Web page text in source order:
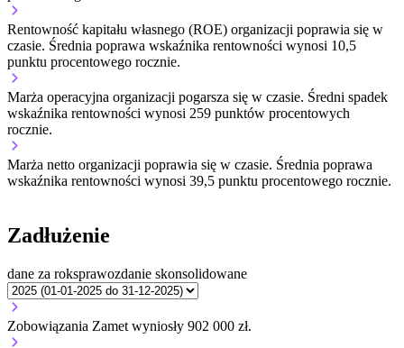
Rentowność kapitału własnego (ROE) organizacji poprawia się w
czasie. Średnia poprawa wskaźnika rentowności wynosi 10,5
punktu procentowego rocznie.
Marża operacyjna organizacji pogarsza się w czasie. Średni spadek
wskaźnika rentowności wynosi 259 punktów procentowych
rocznie.
Marża netto organizacji poprawia się w czasie. Średnia poprawa
wskaźnika rentowności wynosi 39,5 punktu procentowego rocznie.
Zadłużenie
dane za roksprawozdanie skonsolidowane
Zobowiązania Zamet wyniosły 902 000 zł.